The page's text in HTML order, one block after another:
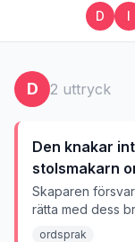
D I
D 2 uttryck
Den knakar
stolsmakarn
Skaparen
rätta med dess
arbete, trots
ordsprak